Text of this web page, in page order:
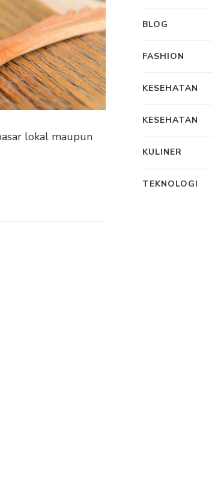
lokal maupun
BLOG
FASHION
KESEHATAN
KESEHATAN
KULINER
TEKNOLOGI